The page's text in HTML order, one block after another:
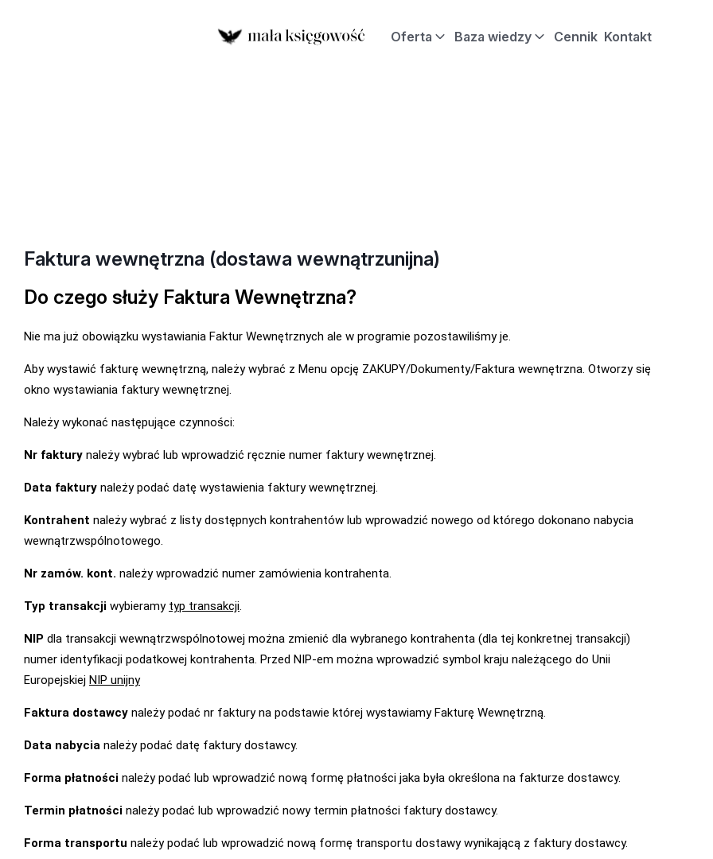
Oferta Baza wiedzy Cennik Kontakt
Faktura wewnętrzna (dostawa wewnątrzunijna)
Do czego służy Faktura Wewnętrzna?
Nie ma już obowiązku wystawiania Faktur Wewnętrznych ale w programie pozostawiliśmy je.
Aby wystawić fakturę wewnętrzną, należy wybrać z Menu opcję ZAKUPY/Dokumenty/Faktura wewnętrzna. Otworzy się
okno wystawiania faktury wewnętrznej.
Należy wykonać następujące czynności:
Nr faktury należy wybrać lub wprowadzić ręcznie numer faktury wewnętrznej.
Data faktury należy podać datę wystawienia faktury wewnętrznej.
Kontrahent należy wybrać z listy dostępnych kontrahentów lub wprowadzić nowego od którego dokonano nabycia
wewnątrzwspólnotowego.
Nr zamów. kont. należy wprowadzić numer zamówienia kontrahenta.
Typ transakcji wybieramy typ transakcji.
NIP dla transakcji wewnątrzwspólnotowej można zmienić dla wybranego kontrahenta (dla tej konkretnej transakcji)
numer identyfikacji podatkowej kontrahenta. Przed NIP-em można wprowadzić symbol kraju należącego do Unii
Europejskiej NIP unijny
Faktura dostawcy należy podać nr faktury na podstawie której wystawiamy Fakturę Wewnętrzną.
Data nabycia należy podać datę faktury dostawcy.
Forma płatności należy podać lub wprowadzić nową formę płatności jaka była określona na fakturze dostawcy.
Termin płatności należy podać lub wprowadzić nowy termin płatności faktury dostawcy.
Forma transportu należy podać lub wprowadzić nową formę transportu dostawy wynikającą z faktury dostawcy.